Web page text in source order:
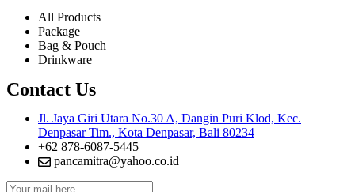
All Products
Package
Bag & Pouch
Drinkware
Contact Us
Jl. Jaya Giri Utara No.30 A, Dangin Puri Klod, Kec.
Denpasar Tim., Kota Denpasar, Bali 80234
+62 878-6087-5445
pancamitra@yahoo.co.id